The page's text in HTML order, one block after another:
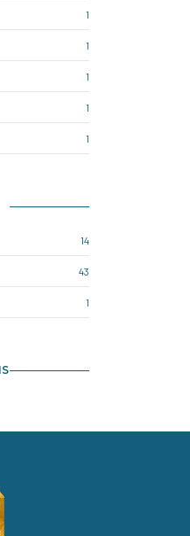
1
1
1
1
1
14
43
1